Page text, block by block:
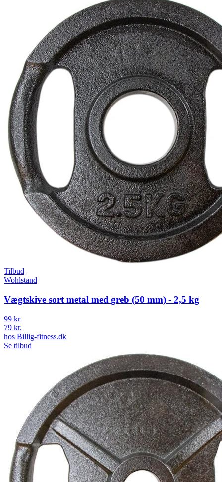
Tilbud
Wohlstand
Vægtskive sort metal med greb (50 mm) - 2,5 kg
99 kr.
79 kr.
hos Billig-fitness.dk
Se tilbud